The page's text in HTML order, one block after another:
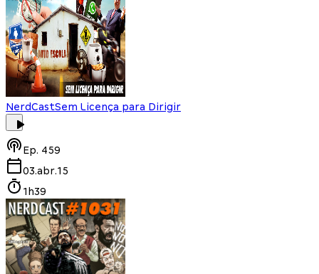
NerdCastSem Licença para Dirigir
Ep. 459
03.abr.15
1h39